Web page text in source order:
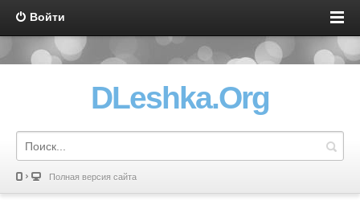
Войти
DLeshka.Org
Полная версия сайта